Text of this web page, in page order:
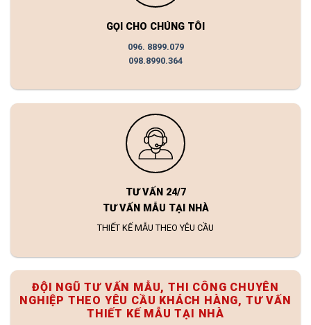
GỌI CHO CHÚNG TÔI
096. 8899.079
098.8990.364
TƯ VẤN 24/7
TƯ VẤN MẪU TẠI NHÀ
THIẾT KẾ MẪU THEO YÊU CẦU
ĐỘI NGŨ TƯ VẤN MẪU, THI CÔNG CHUYÊN
NGHIỆP THEO YÊU CẦU KHÁCH HÀNG, TƯ VẤN
THIẾT KẾ MẪU TẠI NHÀ